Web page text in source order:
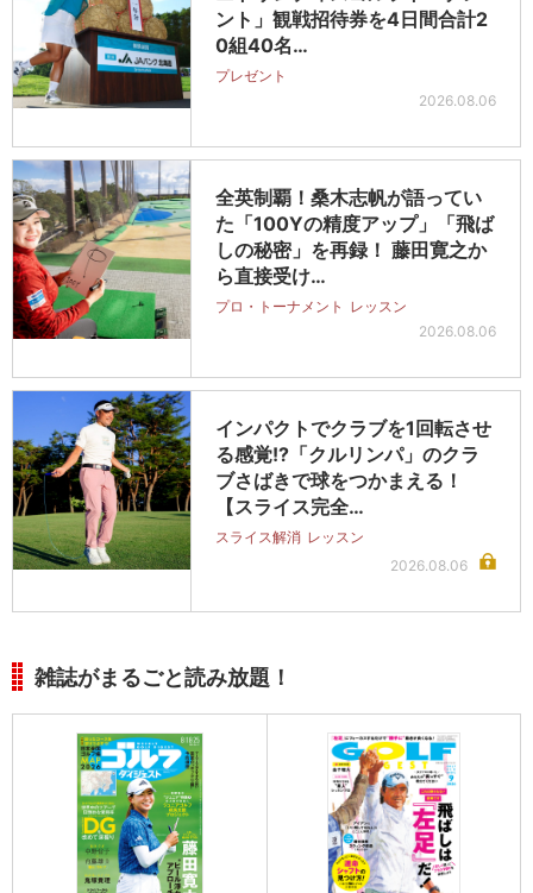
ント」観戦招待券を4日間合計2
0組40名…
プレゼント
2026.08.06
全英制覇！桑木志帆が語ってい
た「100Yの精度アップ」「飛ば
しの秘密」を再録！ 藤田寛之か
ら直接受け…
プロ・トーナメント レッスン
2026.08.06
インパクトでクラブを1回転させ
る感覚!?「クルリンパ」のクラ
ブさばきで球をつかまえる！
【スライス完全…
スライス解消 レッスン
2026.08.06
雑誌がまるごと読み放題！